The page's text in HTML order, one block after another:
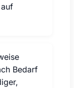
Bedarf